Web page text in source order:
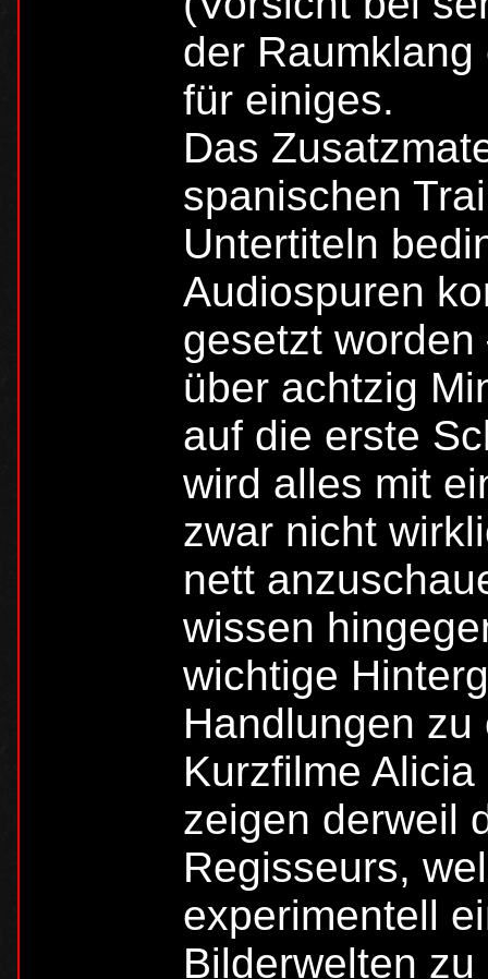
der
für einiges.
Das
spanischen
Untertiteln
Audiospuren
gesetzt
über achtzig
auf die erste
wird alles mit
zwar nicht
nett
wissen
wichtige
Handlungen
Kurzfilme
zeigen derweil
Regisseurs,
experimentell
Bilderwelten